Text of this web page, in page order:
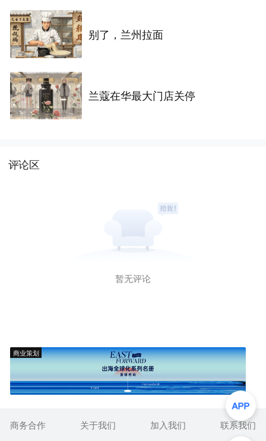
别了，兰州拉面
兰蔻在华最大门店关停
评论区
暂无评论
商业策划
商务合作 关于我们 加入我们 联系我们